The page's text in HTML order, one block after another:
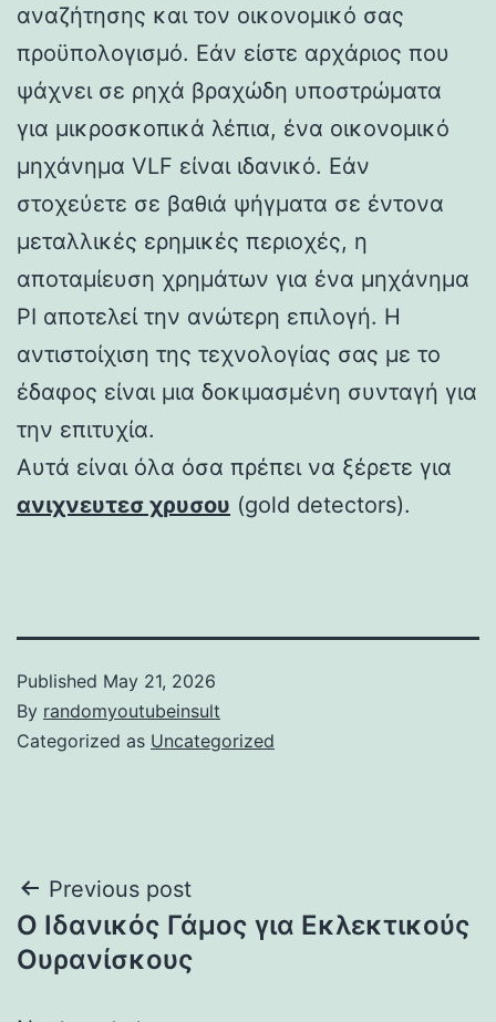
αναζήτησης και τον οικονομικό σας
προϋπολογισμό. Εάν είστε αρχάριος που
ψάχνει σε ρηχά βραχώδη υποστρώματα
για μικροσκοπικά λέπια, ένα οικονομικό
μηχάνημα VLF είναι ιδανικό. Εάν
στοχεύετε σε βαθιά ψήγματα σε έντονα
μεταλλικές ερημικές περιοχές, η
αποταμίευση χρημάτων για ένα μηχάνημα
PI αποτελεί την ανώτερη επιλογή. Η
αντιστοίχιση της τεχνολογίας σας με το
έδαφος είναι μια δοκιμασμένη συνταγή για
την επιτυχία.
Αυτά είναι όλα όσα πρέπει να ξέρετε για
ανιχνευτεσ χρυσου (gold detectors).
Published May 21, 2026
By randomyoutubeinsult
Categorized as Uncategorized
Post
navigation
Previous post
Ο Ιδανικός Γάμος για Εκλεκτικούς
Ουρανίσκους